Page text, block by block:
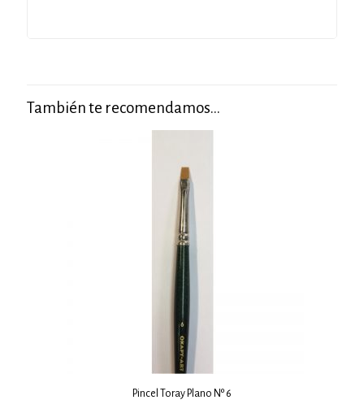
También te recomendamos…
Pincel Toray Plano Nº 6